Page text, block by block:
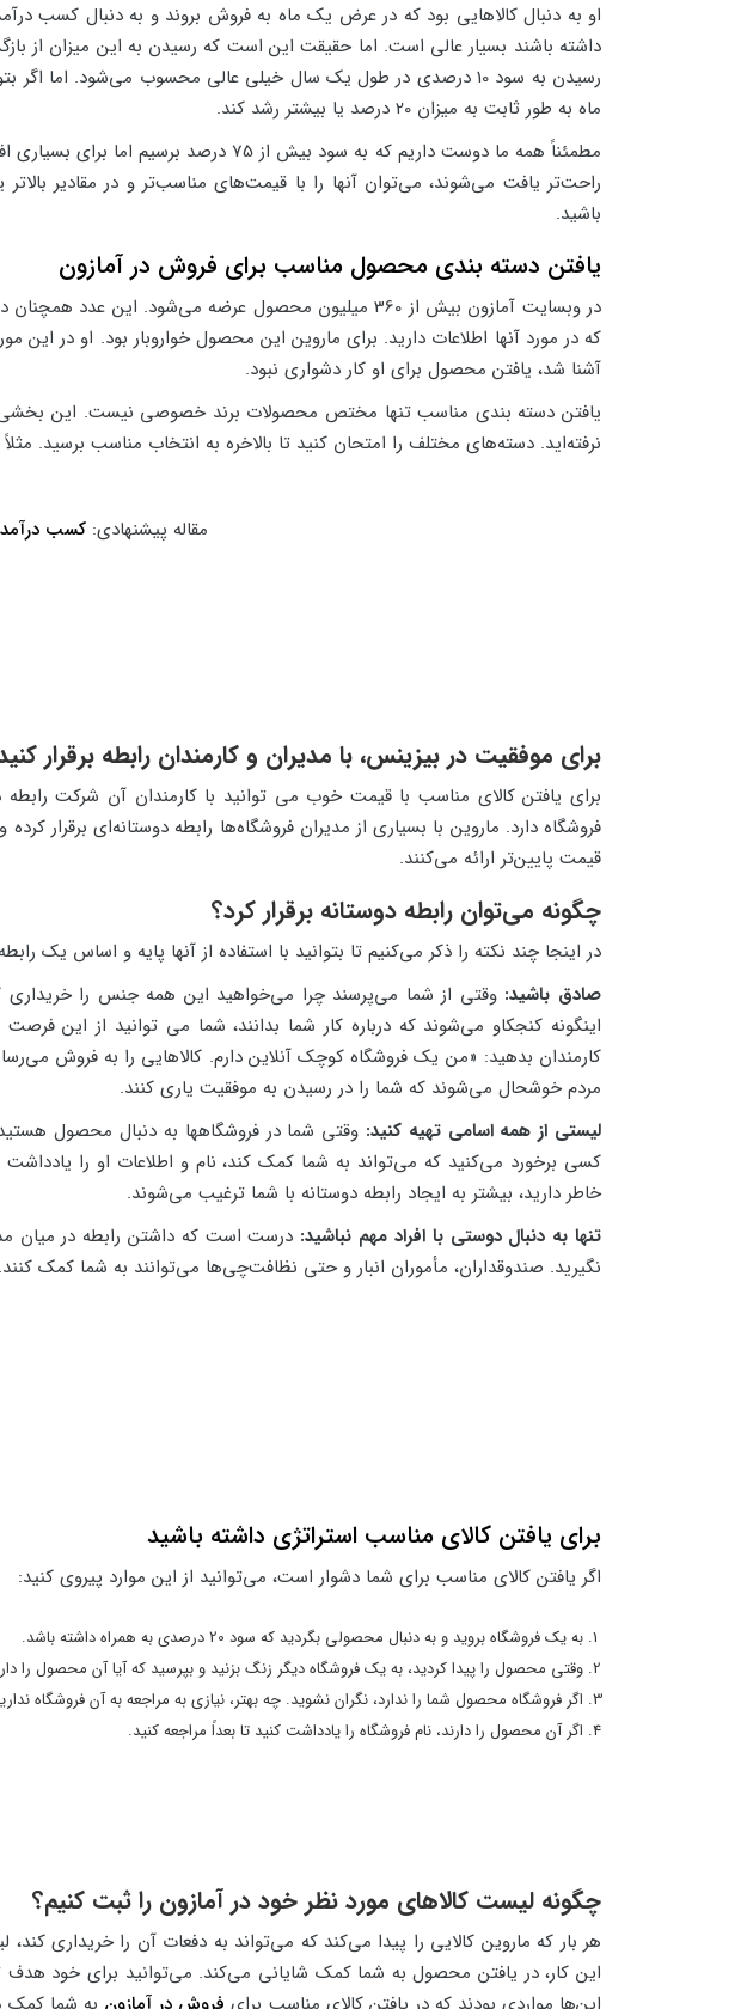
داشته باشند بسیار عالی است. اما حقیقت این است که رسیدن به این میزان از
رسیدن به سود 10 درصدی در طول یک سال خیلی عالی محسوب می‌شود.
ماه به طور ثابت به میزان 20 درصد یا بیشتر رشد کند.
مطمئناً همه ما دوست داریم که به سود
راحت‌تر یافت می‌شوند، می‌توان آنها را با قیمت‌های مناسب‌تر و در مقادیر
باشید.
یافتن دسته بندی محصول مناسب برای فروش در آمازون
در وبسایت آمازون بیش از 360 میلیون محصول عرضه
که در مورد آنها اطلاعات دارید. برای ماروین این محصول خواروبار بود. او در
آشنا شد، یافتن محصول برای او کار دشواری نبود.
یافتن دسته بندی مناسب تنها مختص محصولات برند خصوصی نیست. این بخشی
نرفته‌اید. دسته‌های مختلف را امتحان کنید تا بالاخره به انتخاب مناسب برسید.
مقاله پیشنهادی: کسب درآمد
برای موفقیت در بیزینس، با مدیران و کارمندان رابطه برقرار
برای یافتن کالای مناسب با قیمت خوب می توانید با کارمندان آن شرکت رابطه
فروشگاه دارد. ماروین با بسیاری از مدیران فروشگاه‌ها رابطه دوستانه‌ای برقرار
قیمت پایین‌تر ارائه می‌کنند.
چگونه می‌توان رابطه دوستانه برقرار کرد؟
در اینجا چند نکته را ذکر می‌کنیم تا بتوانید با استفاده از آنها پایه و اساس یک
صادق باشید: وقتی از شما می‌پرسند چرا می‌خواهید این همه جنس را خریداری
اینگونه کنجکاو می‌شوند که درباره کار شما بدانند، شما می توانید از این
کارمندان بدهید: «من یک فروشگاه کوچک آنلاین دارم. کالاهایی را به فروش
مردم خوشحال می‌شوند که شما را در رسیدن به موفقیت یاری کنند.
لیستی از همه اسامی تهیه کنید: وقتی شما در فروشگاهها به دنبال محصول
کسی برخورد می‌کنید که می‌تواند به شما کمک کند، نام و اطلاعات او را یادداشت
خاطر دارید، بیشتر به ایجاد رابطه دوستانه با شما ترغیب می‌شوند.
تنها به دنبال دوستی با افراد مهم نباشید: درست است که داشتن رابطه در میان
نگیرید. صندوقداران، مأموران انبار و حتی نظافت‌چی‌ها می‌توانند به شما کمک کنند.
برای یافتن کالای مناسب استراتژی داشته باشید
اگر یافتن کالای مناسب برای شما دشوار است، می‌توانید از این موارد پیروی کنید:
به یک فروشگاه بروید و به دنبال محصولی بگردید که سود 20 درصدی به همراه داشته باشد.
وقتی محصول را پیدا کردید، به یک فروشگاه دیگر زنگ بزنید و بپرسید که آیا آن محصول را
اگر فروشگاه محصول شما را ندارد، نگران نشوید. چه بهتر، نیازی به مراجعه به آن فروشگاه
اگر آن محصول را دارند، نام فروشگاه را یادداشت کنید تا بعداً مراجعه کنید.
چگونه لیست کالاهای مورد نظر خود در آمازون را ثبت کنیم؟
هر بار که ماروین کالایی را پیدا می‌کند که می‌تواند به دفعات آن را خریداری
این کار، در یافتن محصول به شما کمک شایانی می‌کند. می‌توانید برای خود هدف